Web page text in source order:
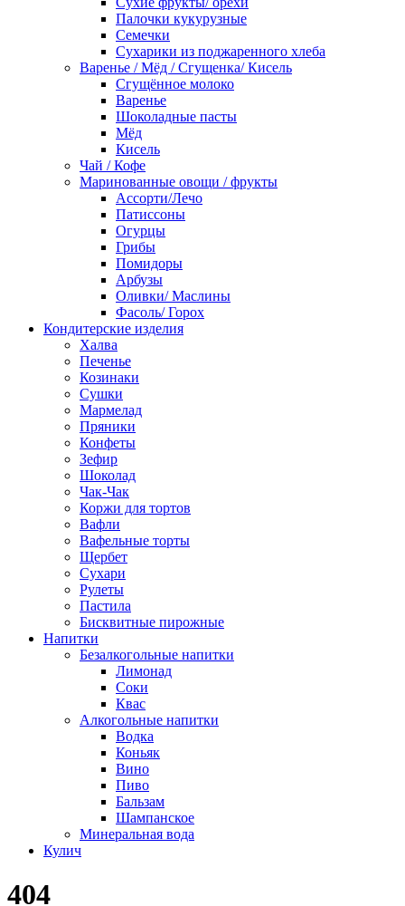
Палочки кукурузные
Семечки
Сухарики из поджаренного хлеба
Варенье / Мёд / Сгущенка/ Кисель
Сгущённое молоко
Варенье
Шоколадные пасты
Мёд
Кисель
Чай / Кофе
Маринованные овощи / фрукты
Ассорти/Лечо
Патиссоны
Огурцы
Грибы
Помидоры
Арбузы
Оливки/ Маслины
Фасоль/ Горох
Кондитерские изделия
Халва
Печенье
Козинаки
Сушки
Мармелад
Пряники
Конфеты
Зефир
Шоколад
Чак-Чак
Коржи для тортов
Вафли
Вафельные торты
Щербет
Сухари
Рулеты
Пастила
Бисквитные пирожные
Напитки
Безалкогольные напитки
Лимонад
Соки
Квас
Алкогольные напитки
Водка
Коньяк
Вино
Пиво
Бальзам
Шампанское
Минеральная вода
Кулич
404